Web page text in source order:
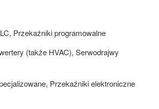
Przekaźniki programowalne
(także HVAC), Serwodrajwy
Przekaźniki elektroniczne